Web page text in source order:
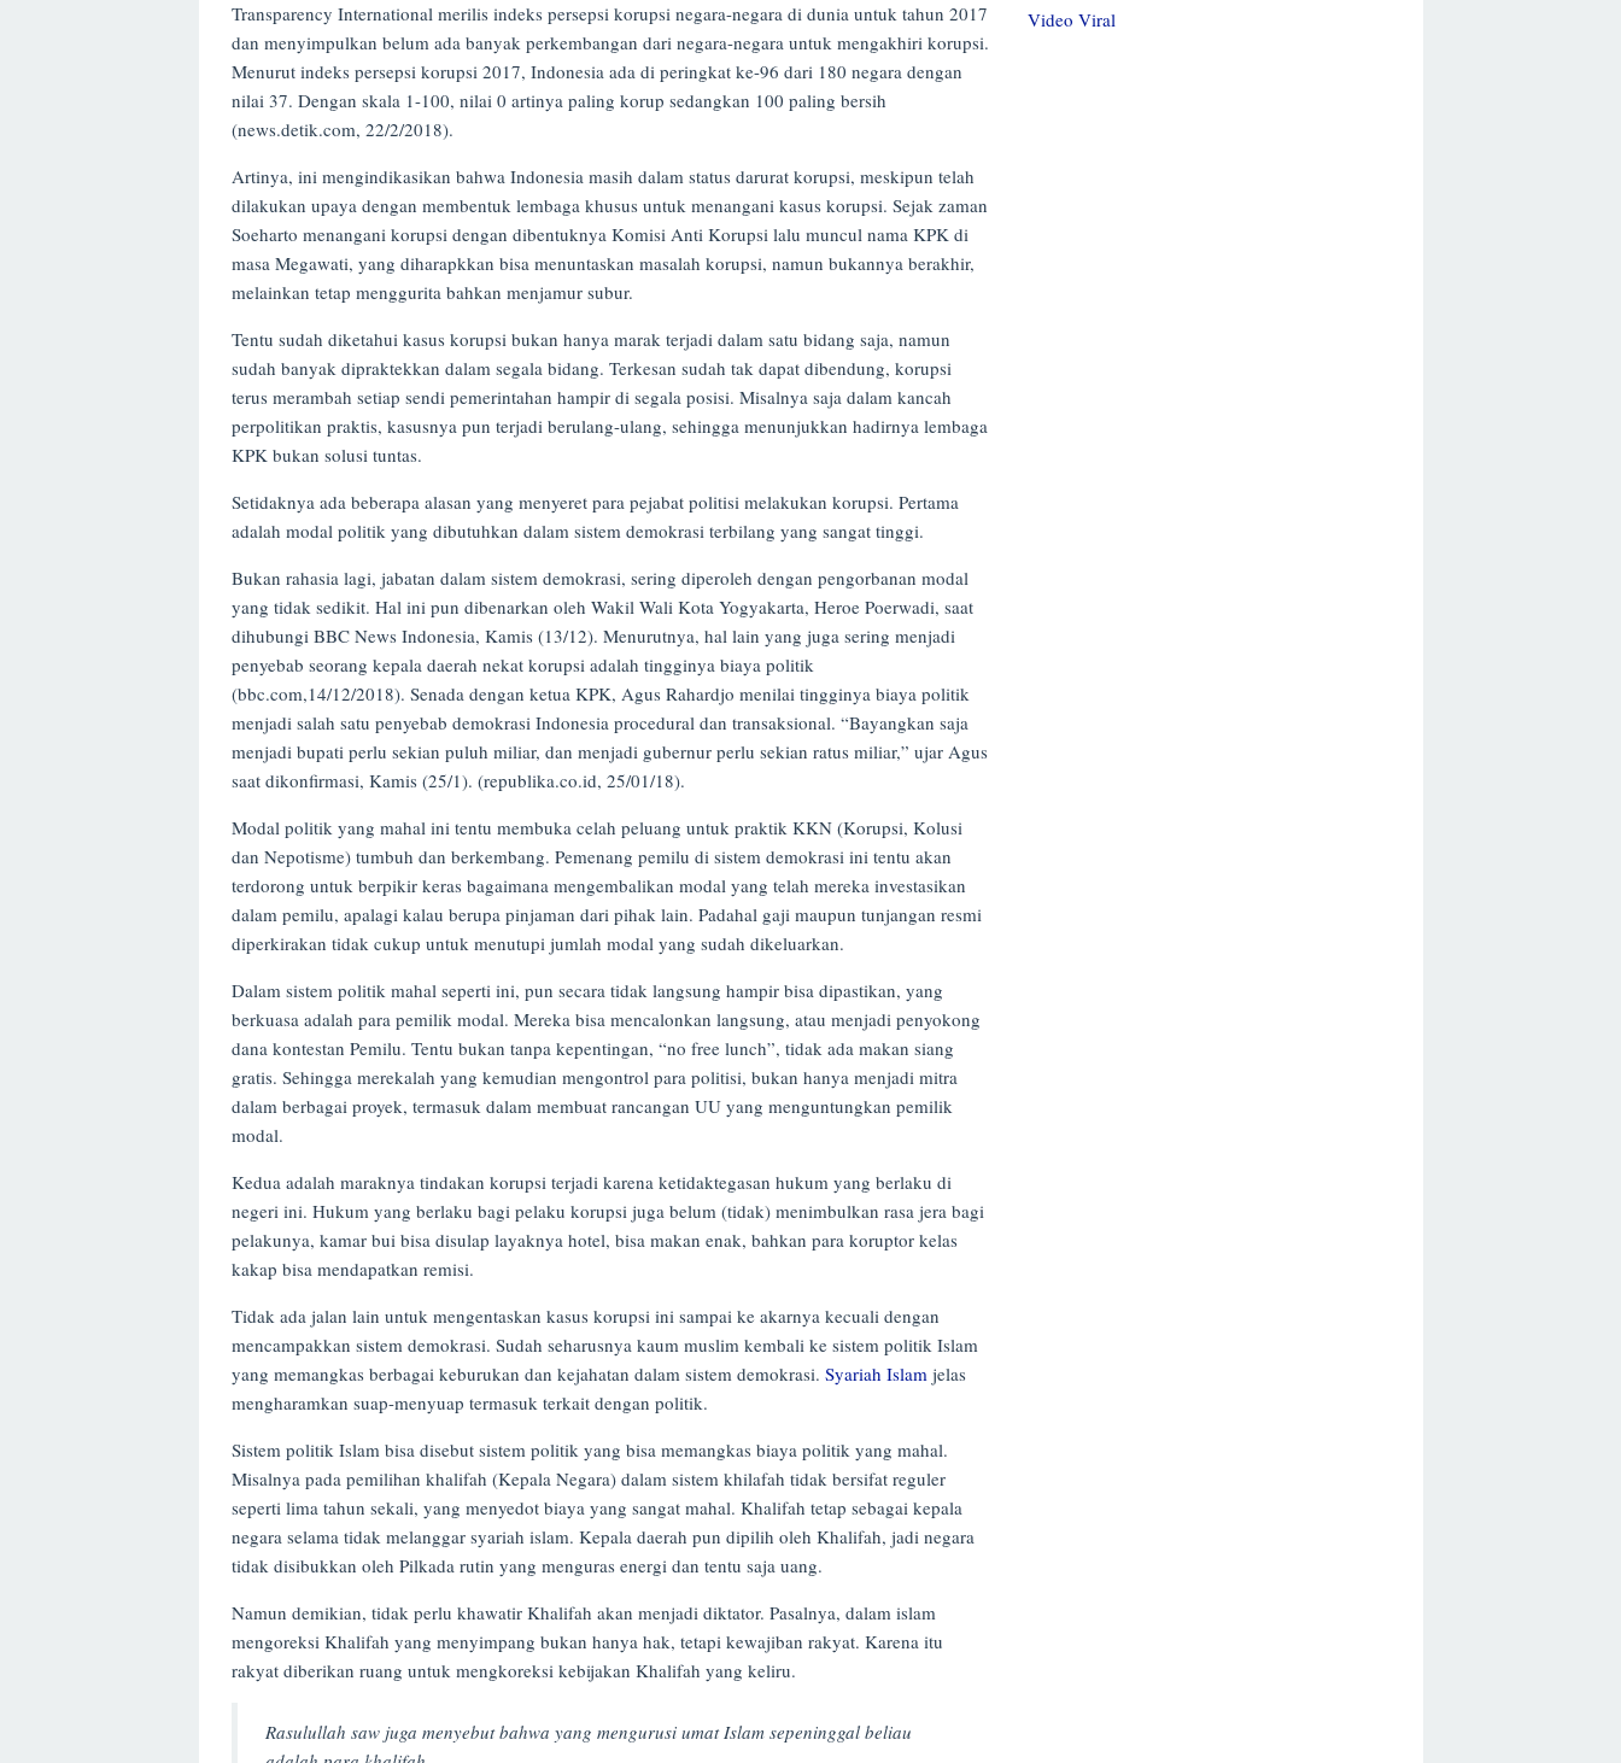
Transparency International merilis indeks persepsi korupsi negara-negara di dunia untuk tahun 2017
dan menyimpulkan belum ada banyak perkembangan dari negara-negara untuk mengakhiri korupsi.
Menurut indeks persepsi korupsi 2017, Indonesia ada di peringkat ke-96 dari 180 negara dengan
nilai 37. Dengan skala 1-100, nilai 0 artinya paling korup sedangkan 100 paling bersih
(news.detik.com, 22/2/2018).
Artinya, ini mengindikasikan bahwa Indonesia masih dalam status darurat korupsi, meskipun telah
dilakukan upaya dengan membentuk lembaga khusus untuk menangani kasus korupsi. Sejak zaman
Soeharto menangani korupsi dengan dibentuknya Komisi Anti Korupsi lalu muncul nama KPK di
masa Megawati, yang diharapkkan bisa menuntaskan masalah korupsi, namun bukannya berakhir,
melainkan tetap menggurita bahkan menjamur subur.
Tentu sudah diketahui kasus korupsi bukan hanya marak terjadi dalam satu bidang saja, namun
sudah banyak dipraktekkan dalam segala bidang. Terkesan sudah tak dapat dibendung, korupsi
terus merambah setiap sendi pemerintahan hampir di segala posisi. Misalnya saja dalam kancah
perpolitikan praktis, kasusnya pun terjadi berulang-ulang, sehingga menunjukkan hadirnya lembaga
KPK bukan solusi tuntas.
Setidaknya ada beberapa alasan yang menyeret para pejabat politisi melakukan korupsi. Pertama
adalah modal politik yang dibutuhkan dalam sistem demokrasi terbilang yang sangat tinggi.
Bukan rahasia lagi, jabatan dalam sistem demokrasi, sering diperoleh dengan pengorbanan modal
yang tidak sedikit. Hal ini pun dibenarkan oleh Wakil Wali Kota Yogyakarta, Heroe Poerwadi, saat
dihubungi BBC News Indonesia, Kamis (13/12). Menurutnya, hal lain yang juga sering menjadi
penyebab seorang kepala daerah nekat korupsi adalah tingginya biaya politik
(bbc.com,14/12/2018). Senada dengan ketua KPK, Agus Rahardjo menilai tingginya biaya politik
menjadi salah satu penyebab demokrasi Indonesia procedural dan transaksional. “Bayangkan saja
menjadi bupati perlu sekian puluh miliar, dan menjadi gubernur perlu sekian ratus miliar,” ujar Agus
saat dikonfirmasi, Kamis (25/1). (republika.co.id, 25/01/18).
Modal politik yang mahal ini tentu membuka celah peluang untuk praktik KKN (Korupsi, Kolusi
dan Nepotisme) tumbuh dan berkembang. Pemenang pemilu di sistem demokrasi ini tentu akan
terdorong untuk berpikir keras bagaimana mengembalikan modal yang telah mereka investasikan
dalam pemilu, apalagi kalau berupa pinjaman dari pihak lain. Padahal gaji maupun tunjangan resmi
diperkirakan tidak cukup untuk menutupi jumlah modal yang sudah dikeluarkan.
Dalam sistem politik mahal seperti ini, pun secara tidak langsung hampir bisa dipastikan, yang
berkuasa adalah para pemilik modal. Mereka bisa mencalonkan langsung, atau menjadi penyokong
dana kontestan Pemilu. Tentu bukan tanpa kepentingan, “no free lunch”, tidak ada makan siang
gratis. Sehingga merekalah yang kemudian mengontrol para politisi, bukan hanya menjadi mitra
dalam berbagai proyek, termasuk dalam membuat rancangan UU yang menguntungkan pemilik
modal.
Kedua adalah maraknya tindakan korupsi terjadi karena ketidaktegasan hukum yang berlaku di
negeri ini. Hukum yang berlaku bagi pelaku korupsi juga belum (tidak) menimbulkan rasa jera bagi
pelakunya, kamar bui bisa disulap layaknya hotel, bisa makan enak, bahkan para koruptor kelas
kakap bisa mendapatkan remisi.
Tidak ada jalan lain untuk mengentaskan kasus korupsi ini sampai ke akarnya kecuali dengan
mencampakkan sistem demokrasi. Sudah seharusnya kaum muslim kembali ke sistem politik Islam
yang memangkas berbagai keburukan dan kejahatan dalam sistem demokrasi. Syariah Islam jelas
mengharamkan suap-menyuap termasuk terkait dengan politik.
Sistem politik Islam bisa disebut sistem politik yang bisa memangkas biaya politik yang mahal.
Misalnya pada pemilihan khalifah (Kepala Negara) dalam sistem khilafah tidak bersifat reguler
seperti lima tahun sekali, yang menyedot biaya yang sangat mahal. Khalifah tetap sebagai kepala
negara selama tidak melanggar syariah islam. Kepala daerah pun dipilih oleh Khalifah, jadi negara
tidak disibukkan oleh Pilkada rutin yang menguras energi dan tentu saja uang.
Namun demikian, tidak perlu khawatir Khalifah akan menjadi diktator. Pasalnya, dalam islam
mengoreksi Khalifah yang menyimpang bukan hanya hak, tetapi kewajiban rakyat. Karena itu
rakyat diberikan ruang untuk mengkoreksi kebijakan Khalifah yang keliru.
Rasulullah saw juga menyebut bahwa yang mengurusi umat Islam sepeninggal beliau
Video Viral